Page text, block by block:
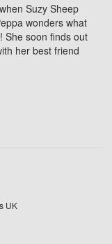
Suzy Sheep
wonders what
She soon finds out
her best friend
UK